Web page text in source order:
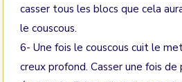
casser tous les blocs que cela
le couscous.
6- Une fois le couscous cuit le
creux profond. Casser une fois de